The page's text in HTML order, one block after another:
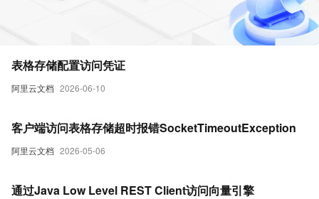
阿里云文档 2026-06-10
表格存储配置访问凭证
阿里云文档 2026-05-06
客户端访问表格存储超时报错SocketTimeoutException
通过Java Low Level REST Client访问向量引擎